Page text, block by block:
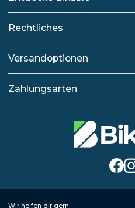
Rechtliches
Versandoptionen
Zahlungsarten
Wir helfen dir gern